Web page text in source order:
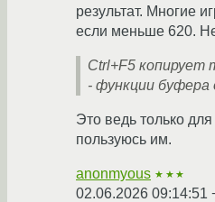
результат. Многие
если меньше 620.
Ctrl+F5 копирует
- функции буфера
Это ведь только
пользуюсь им.
anonmyous ★★★
02.06.2026 09:14:51